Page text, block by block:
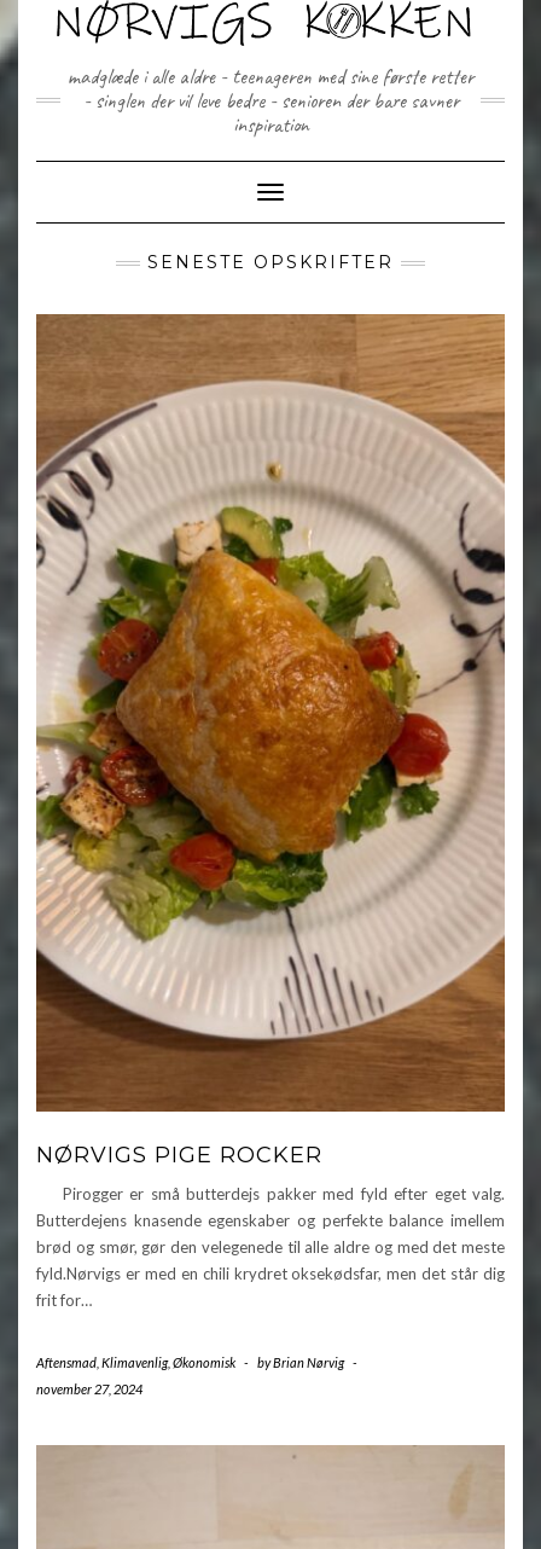
content
madglæde i alle aldre - teenageren med sine første retter
- singlen der vil leve bedre - senioren der bare savner
inspiration
Toggle Navigation
SENESTE OPSKRIFTER
NØRVIGS PIGE ROCKER
Pirogger er små butterdejs pakker med fyld efter eget valg.
Butterdejens knasende egenskaber og perfekte balance imellem
brød og smør, gør den velegenede til alle aldre og med det meste
fyld.Nørvigs er med en chili krydret oksekødsfar, men det står dig
frit for…
Aftensmad Klimavenlig, Økonomisk - byBrian Nørvig -
november 27, 2024